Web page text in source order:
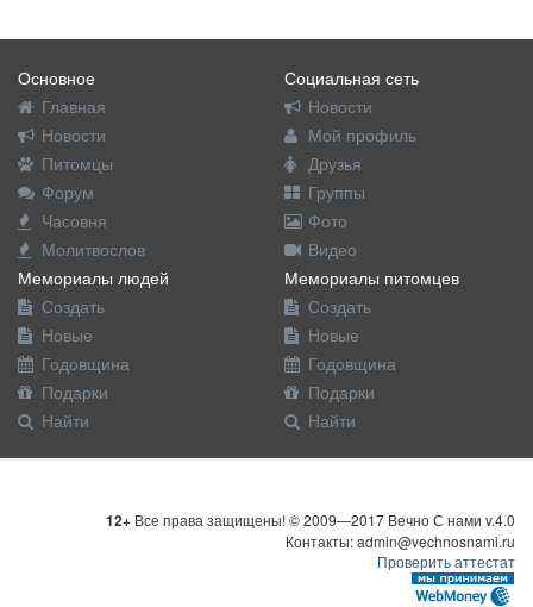
Основное
Главная
Новости
Питомцы
Форум
Часовня
Молитвослов
Социальная сеть
Новости
Мой профиль
Друзья
Группы
Фото
Видео
Мемориалы людей
Создать
Новые
Годовщина
Подарки
Найти
Мемориалы питомцев
Создать
Новые
Годовщина
Подарки
Найти
12+ Все права защищены! © 2009—2017 Вечно С нами v.4.0
Контакты: admin@vechnosnami.ru
Проверить аттестат